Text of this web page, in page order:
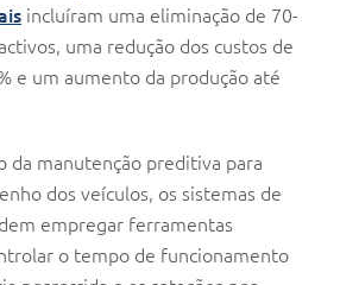
incluíram uma eliminação de 70-
uma redução dos custos de
e um aumento da produção até
da manutenção preditiva para
dos veículos, os sistemas de
empregar ferramentas
o tempo de funcionamento